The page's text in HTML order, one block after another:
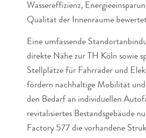
Wassereffizienz,
Qualität der Innenräume
Eine umfassende
direkte Nähe zur TH Köln sowie
Stellplätze für Fahrräder und
fördern nachhaltige Mobilität und
den Bedarf an individuellen
revitalisiertes Bestandsgebäude
Factory 577 die vorhandene